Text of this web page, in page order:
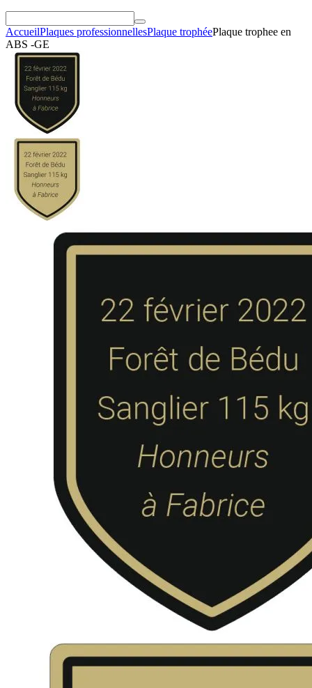
AccueilPlaques professionnellesPlaque trophéePlaque trophee en
ABS -GE